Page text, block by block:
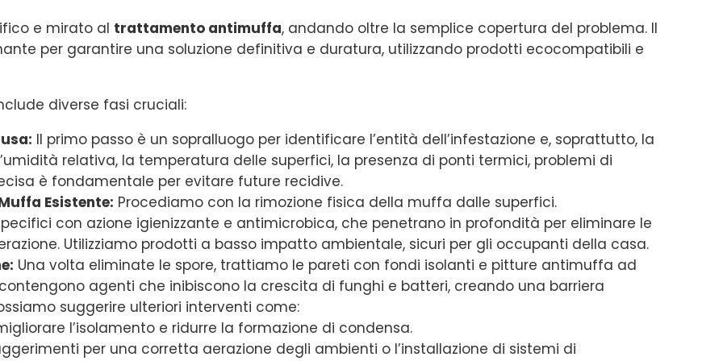
e mirato al trattamento antimuffa, andando oltre la semplice copertura del problema. Il
per garantire una soluzione definitiva e duratura, utilizzando prodotti ecocompatibili e
diverse fasi cruciali:
Il primo passo è un sopralluogo per identificare l’entità dell’infestazione e, soprattutto, la
relativa, la temperatura delle superfici, la presenza di ponti termici, problemi di
è fondamentale per evitare future recidive.
Esistente: Procediamo con la rimozione fisica della muffa dalle superfici.
con azione igienizzante e antimicrobica, che penetrano in profondità per eliminare le
Utilizziamo prodotti a basso impatto ambientale, sicuri per gli occupanti della casa.
Una volta eliminate le spore, trattiamo le pareti con fondi isolanti e pitture antimuffa ad
agenti che inibiscono la crescita di funghi e batteri, creando una barriera
suggerire ulteriori interventi come:
l’isolamento e ridurre la formazione di condensa.
per una corretta aerazione degli ambienti o l’installazione di sistemi di